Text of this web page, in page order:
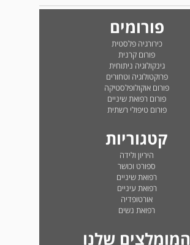
פורומים
כירורגיה פלסטית
פורום קרנית
גינקולוגיה ניתוחית
פרוקטולוגיה וטחורים
פורום אוקולופלסטיקה
פורום רפואת שיניים
פורום טיפולי רשתית
קטגוריות
היריון ולידה
ספורט וכושר
רפואת שיניים
רפואת עיניים
אורטופדיה
רפואת נשים
המומלצים שלנו